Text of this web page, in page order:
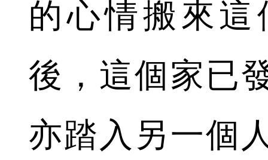
的心情搬來這
後，這個家已
亦踏入另一個